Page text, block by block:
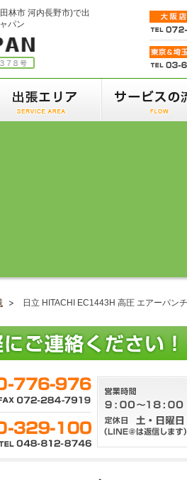
林市 河内長野市)で出
パン
日立 HITACHI EC1443H 高圧 エアーパン